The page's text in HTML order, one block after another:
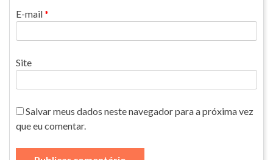
E-mail*
Site
Salvar meus dados neste navegador para a próxima vez
que eu comentar.